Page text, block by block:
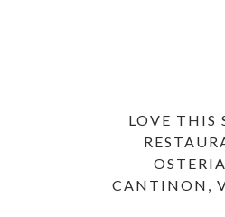
LOVE THIS
CANTINON,